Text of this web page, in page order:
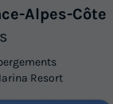
Alpes-Côte
Resort